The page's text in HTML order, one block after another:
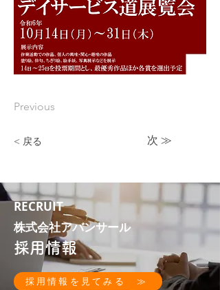
Previous
< 戻る 次 ≫
RECRUIT
株式会社アバンサール
採用情報
採用情報を見てみる ≫